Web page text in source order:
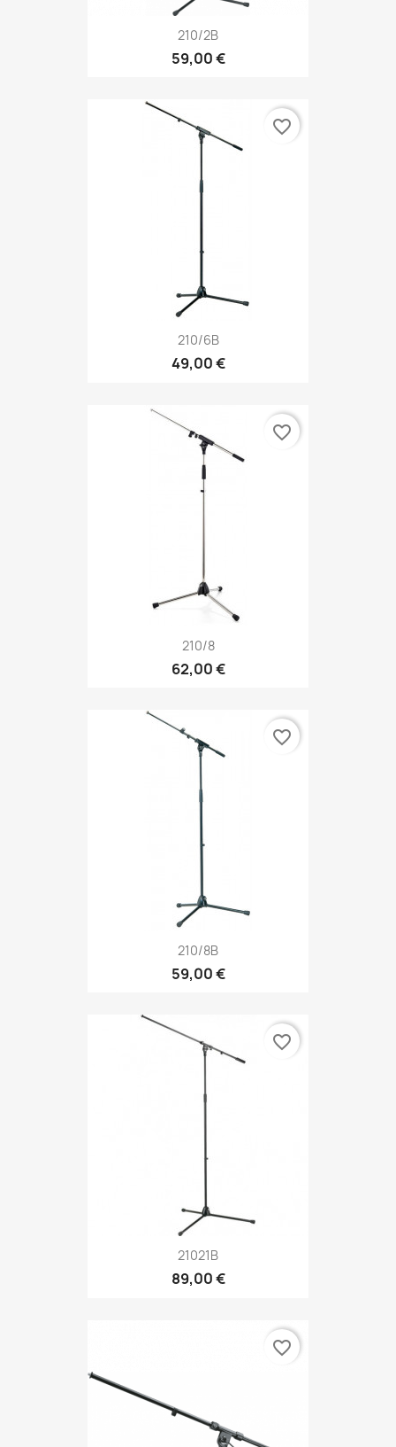
210/2B
59,00 €
210/6B
49,00 €
favorite_border
210/8
62,00 €
favorite_border
210/8B
59,00 €
favorite_border
21021B
89,00 €
favorite_border
favorite_border